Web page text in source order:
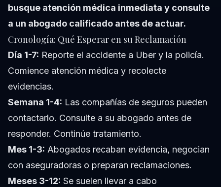
busque atención médica inmediata y consulte
a un abogado calificado antes de actuar.
Cronología: Qué Esperar en su Reclamación
Día 1-7: Reporte el accidente a Uber y la policía.
Comience atención médica y recolecte
evidencias.
Semana 1-4: Las compañías de seguros pueden
contactarlo. Consulte a su abogado antes de
responder. Continúe tratamiento.
Mes 1-3: Abogados recaban evidencia, negocian
con aseguradoras o preparan reclamaciones.
Meses 3-12: Se suelen llevar a cabo